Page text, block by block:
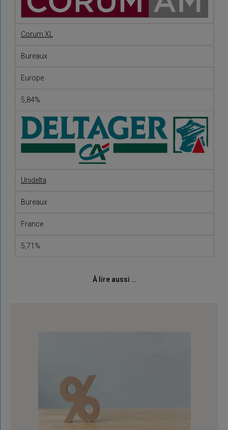
Corum XL
Bureaux
Europe
5,84%
Unidelta
Bureaux
France
5,71%
À lire aussi …